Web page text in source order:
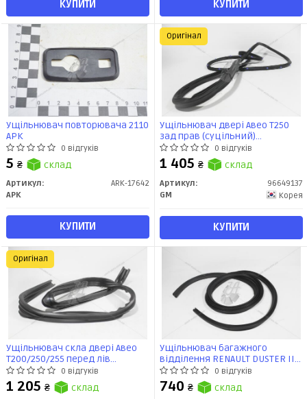
КУПИТИ КУПИТИ
Ущільнювач повторювача 2110
АРК
0 відгуків
5 ₴ склад
Артикул:
ARK-17642
АРК
КУПИТИ
Ущільнювач двері Авео Т250
зад прав (суцільний)
(96649137) GM0 відгуків
1 405 ₴ склад
Артикул:
96649137
GM
Корея
КУПИТИ
Оригінал
Ущільнювач скла двері Авео
Т200/250/255 перед лів
(95980733) GM0 відгуків
1 205 ₴ склад
Оригінал
Ущільнювач багажного
відділення RENAULT DUSTER II
(B030.92224) EXXEL
0 відгуків
740 ₴ склад